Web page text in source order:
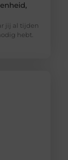
jij al tijden
hebt.